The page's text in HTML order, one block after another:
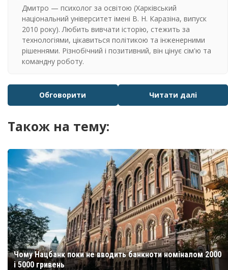
Дмитро — психолог за освітою (Харківський
національний університет імені В. Н. Каразіна, випуск
2010 року). Любить вивчати історію, стежить за
технологіями, цікавиться політикою та інженерними
рішеннями. Різнобічний і позитивний, він цінує сім'ю та
командну роботу.
Обговорити Читати далі
Також на тему:
Чому Нацбанк поки не вводить банкноти номіналом 2000
і 5000 гривень